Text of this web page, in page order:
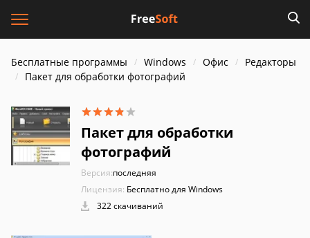
Бесплатные программы Windows Офис
Редакторы
Пакет для обработки фотографий
Пакет для обработки
фотографий
Версия:последняя
Лицензия: Бесплатно для Windows
322 скачиваний